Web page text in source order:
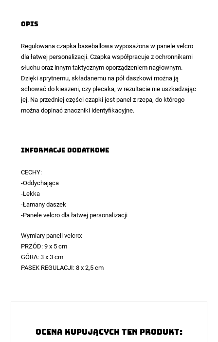
Opis
Regulowana czapka baseballowa wyposażona w panele velcro
dla łatwej personalizacji. Czapka współpracuje z ochronnikami
słuchu oraz innym taktycznym oporządzeniem nagłownym.
Dzięki sprytnemu, składanemu na pół daszkowi można ją
schować do kieszeni, czy plecaka, w rezultacie nie uszkadzając
jej. Na przedniej części czapki jest panel z rzepa, do którego
można dopinać znaczniki identyfikacyjne.
Informacje dodatkowe
CECHY:
-Oddychająca
-Lekka
-Łamany daszek
-Panele velcro dla łatwej personalizacji
Wymiary paneli velcro:
PRZÓD: 9 x 5 cm
GÓRA: 3 x 3 cm
PASEK REGULACJI: 8 x 2,5 cm
Ocena kupujących ten produkt: